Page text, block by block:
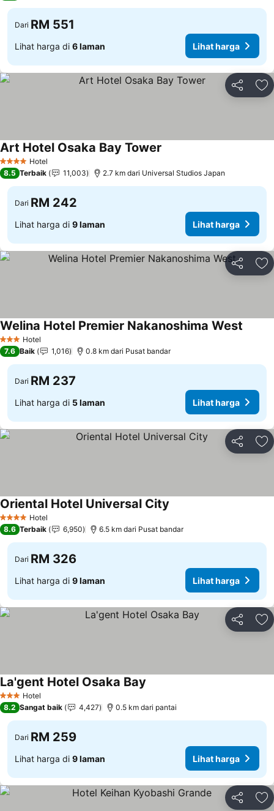
Dari RM 551
Lihat harga di 6 laman Lihat harga
Kongsi
4 BintangHotel
Art Hotel Osaka Bay Tower
8.5 Terbaik 11,003 2.7 km dari Universal Studios Japan
Dari RM 242
Lihat harga di 9 laman Lihat harga
Kongsi
3 BintangHotel
Welina Hotel Premier Nakanoshima West
7.6 Baik 1,016 0.8 km dari Pusat bandar
Dari RM 237
Lihat harga di 5 laman Lihat harga
Kongsi
4 BintangHotel
Oriental Hotel Universal City
8.6 Terbaik 6,950 6.5 km dari Pusat bandar
Dari RM 326
Lihat harga di 9 laman Lihat harga
Kongsi
3 BintangHotel
La'gent Hotel Osaka Bay
8.2 Sangat baik 4,427 0.5 km dari pantai
Dari RM 259
Lihat harga di 9 laman Lihat harga
Kongsi